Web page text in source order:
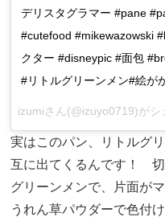
デリスタグラマー #pane
#cutefood #mikewazowski
クター #disneypic #面包
#リトルグリーンメン#絵が
izumiさん(@izuyo0719)がシ
実はこのパン、リトルグ
互に出てくるんです！
グリーンメンで、片面が
うれん草パウダーで色付